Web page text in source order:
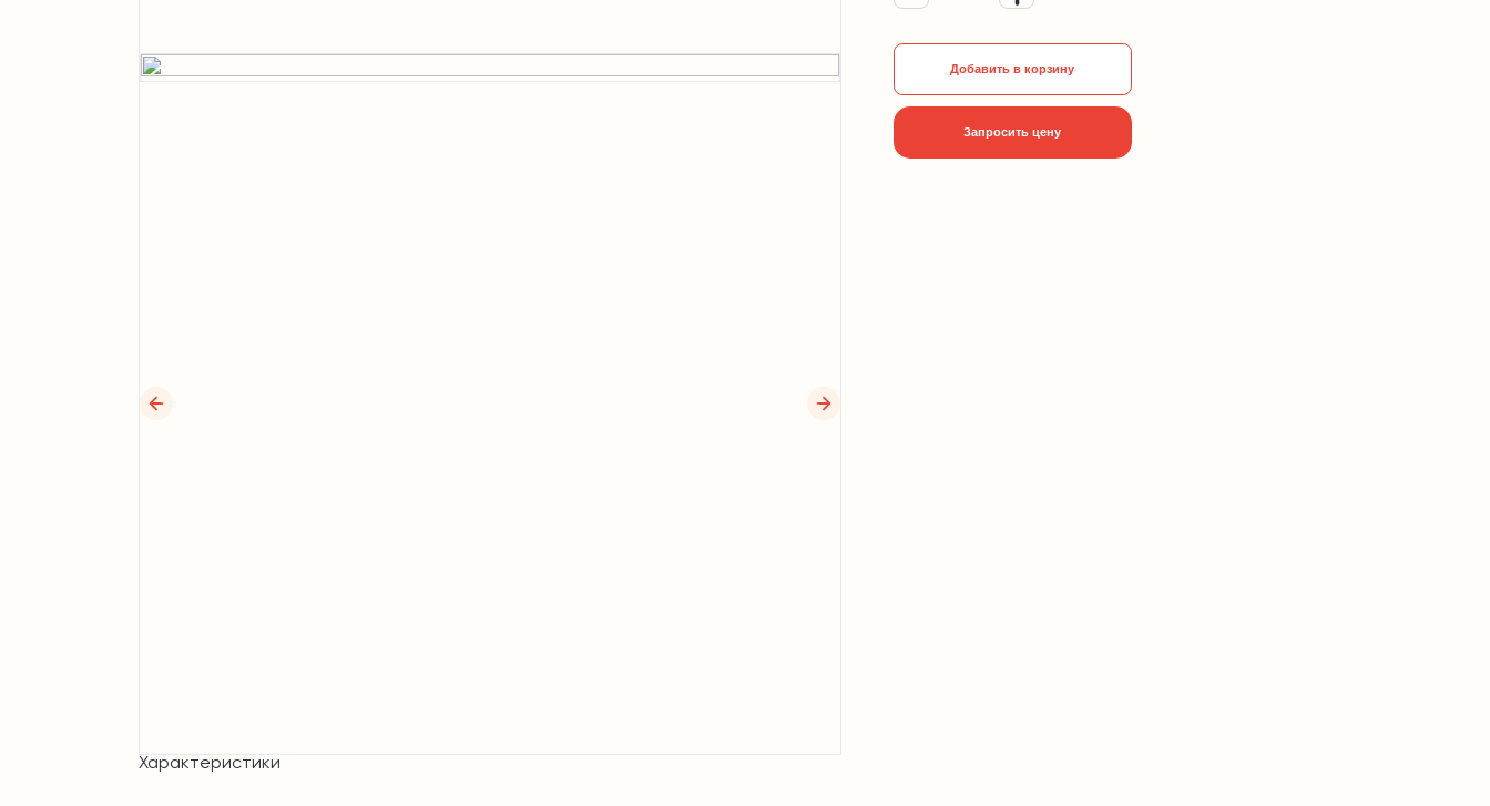
Добавить в корзину
Запросить цену
Характеристики